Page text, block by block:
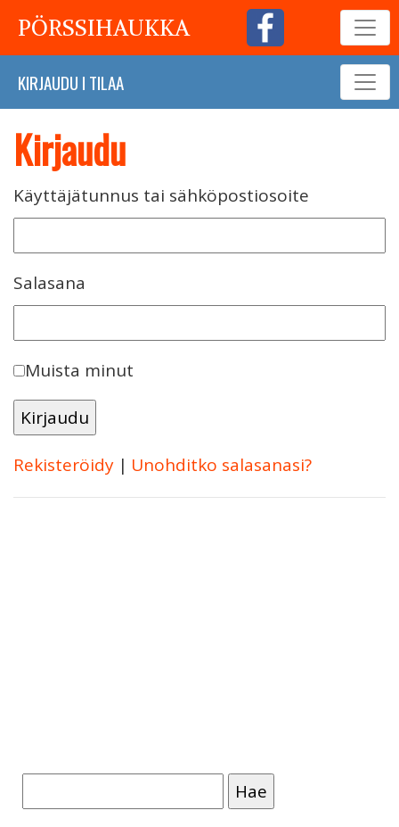
PÖRSSIHAUKKA
KIRJAUDU I TILAA
Kirjaudu
Käyttäjätunnus tai sähköpostiosoite
Salasana
Muista minut
Rekisteröidy | Unohditko salasanasi?